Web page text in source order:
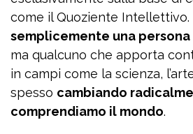
come il Quoziente Intellettivo.
semplicemente una
ma qualcuno che apporta
in campi come la scienza,
spesso cambiando
comprendiamo il mondo.